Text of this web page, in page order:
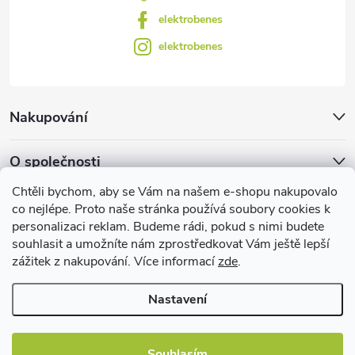
Chtěli bychom, aby se Vám na našem e-shopu nakupovalo
co nejlépe. Proto naše stránka používá soubory cookies k
personalizaci reklam. Budeme rádi, pokud s nimi budete
souhlasit a umožníte nám zprostředkovat Vám ještě lepší
zážitek z nakupování. Více informacízde.
Nastavení
Nakupování
O společnosti
Facebook
elektrobenes
elektrobenes
Užitečné informace